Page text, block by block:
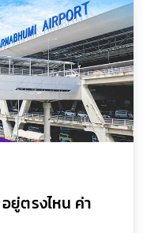
ยู่ตรงไหน ค่า